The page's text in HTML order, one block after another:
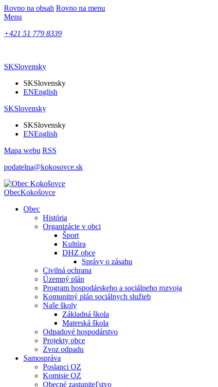
Rovno na obsah Rovno na menu
Menu
+421 51 779 8339
SKSlovensky
SKSlovensky
ENEnglish
SKSlovensky
SKSlovensky
ENEnglish
Mapa webu RSS
podatelna@kokosovce.sk
ObecKokošovce
Obec
História
Organizácie v obci
Šport
Kultúra
DHZ obce
Správy o zásahu
Civilná ochrana
Územný plán
Program hospodárskeho a sociálneho rozvoja
Komunitný plán sociálnych služieb
Naše školy
Základná škola
Materská škola
Odpadové hospodárstvo
Projekty obce
Zvoz odpadu
Samospráva
Poslanci OZ
Komisie OZ
Obecné zastupiteľstvo